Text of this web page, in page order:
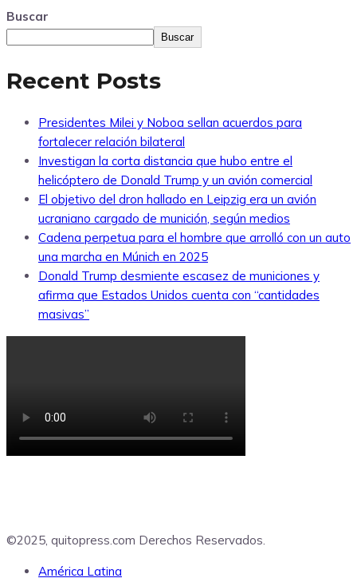
Buscar
Buscar
Recent Posts
Presidentes Milei y Noboa sellan acuerdos para
fortalecer relación bilateral
Investigan la corta distancia que hubo entre el
helicóptero de Donald Trump y un avión comercial
El objetivo del dron hallado en Leipzig era un avión
ucraniano cargado de munición, según medios
Cadena perpetua para el hombre que arrolló con un auto
una marcha en Múnich en 2025
Donald Trump desmiente escasez de municiones y
afirma que Estados Unidos cuenta con “cantidades
masivas”
©2025, quitopress.com Derechos Reservados.
América Latina